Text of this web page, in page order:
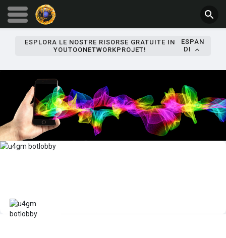
ESPLORA LE NOSTRE RISORSE GRATUITE IN
YOUTOONETWORKPROJET!
ESPAN
DI